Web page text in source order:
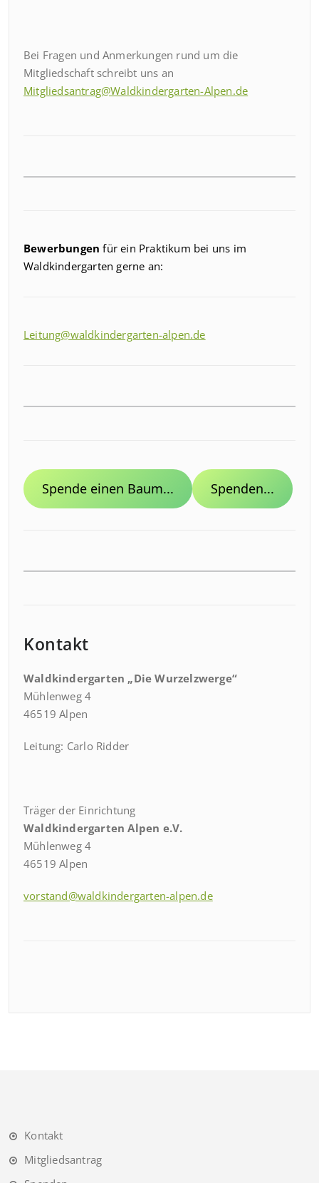
Bei Fragen und Anmerkungen rund um die
Mitgliedschaft schreibt uns an
Mitgliedsantrag@Waldkindergarten-Alpen.de
Bewerbungenfür ein Praktikum bei uns im
Waldkindergarten gerne an:
Leitung@waldkindergarten-alpen.de
Spende einen Baum... Spenden...
Kontakt
Waldkindergarten „Die Wurzelzwerge“
Mühlenweg 4
46519 Alpen
Leitung: Carlo Ridder
Träger der Einrichtung
Waldkindergarten Alpen e.V.
Mühlenweg 4
46519 Alpen
vorstand@waldkindergarten-alpen.de
Kontakt
Mitgliedsantrag